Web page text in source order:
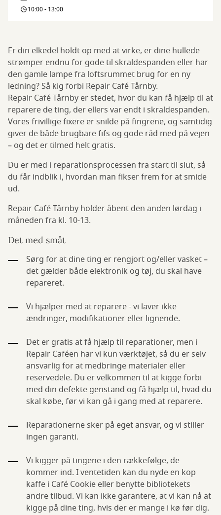
Café
10:00 - 13:00
Er din elkedel holdt op med at virke, er dine hullede
strømper endnu for gode til skraldespanden eller har
den gamle lampe fra loftsrummet brug for en ny
ledning? Så kig forbi Repair Café Tårnby.
Repair Café Tårnby er stedet, hvor du kan få hjælp til at
reparere de ting, der ellers var endt i skraldespanden.
Vores frivillige fixere er snilde på fingrene, og samtidig
giver de både brugbare fifs og gode råd med på vejen
– og det er tilmed helt gratis.
Du er med i reparationsprocessen fra start til slut, så
du får indblik i, hvordan man fikser frem for at smide
ud.
Repair Café Tårnby holder åbent den anden lørdag i
måneden fra kl. 10-13.
Det med småt
Sørg for at dine ting er rengjort og/eller vasket –
det gælder både elektronik og tøj, du skal have
repareret.
Vi hjælper med at reparere - vi laver ikke
ændringer, modifikationer eller lignende.
Det er gratis at få hjælp til reparationer, men i
Repair Caféen har vi kun værktøjet, så du er selv
ansvarlig for at medbringe materialer eller
reservedele. Du er velkommen til at kigge forbi
med din defekte genstand og få hjælp til, hvad du
skal købe, før vi kan gå i gang med at reparere.
Reparationerne sker på eget ansvar, og vi stiller
ingen garanti.
Vi kigger på tingene i den rækkefølge, de
kommer ind. I ventetiden kan du nyde en kop
kaffe i Café Cookie eller benytte bibliotekets
andre tilbud. Vi kan ikke garantere, at vi kan nå at
kigge på dine ting, hvis der er mange i kø før dig.